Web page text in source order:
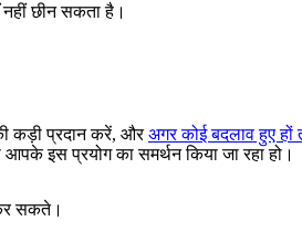
छीन सकता है।
कड़ी प्रदान करें, औरअगर कोई बदलाव हुए हों
आपके इस प्रयोग का समर्थन किया जा रहा हो।
सकते।